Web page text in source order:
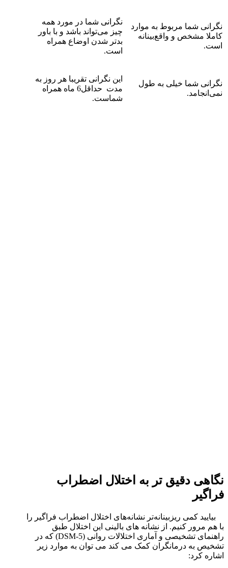
نگرانی شما مربوط به موارد
کاملا مشخص و واقع‌بینانه
است.
نگرانی شما در مورد همه
چیز می‌تواند باشد و با باور
بدتر شدن اوضاع همراه
است.
نگرانی شما خیلی به طول
نمی‌انجامد.
این نگرانی تقریبا هر روز به
مدت حداقل6 ماه همراه
شماست.
نگاهی دقیق تر به اختلال اضطراب
فراگیر
بیایید کمی ریزبینانه‌تر نشانه‌های اختلال اضطراب فراگیر را
با هم مرور کنیم. از نشانه های بالینی این اختلال طبق
راهنمای تشخیصی و آماری اختلالات روانی (DSM-5) که در
تشخیص به درمانگران کمک می کند می توان به موارد زیر
اشاره کرد: